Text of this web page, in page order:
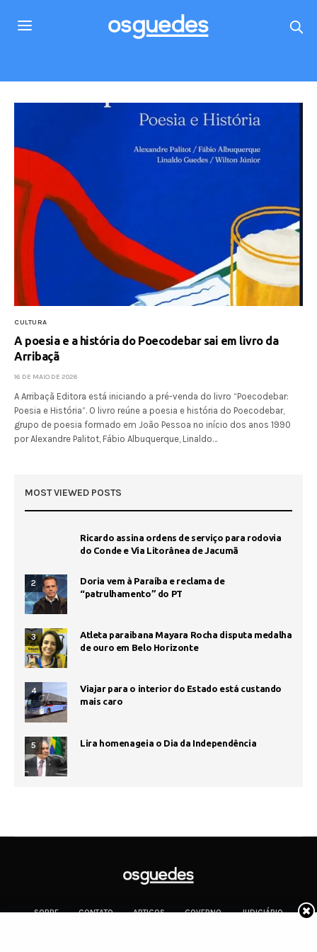
CULTURA
A poesia e a história do Poecodebar sai em livro da
Arribaçã
16 DE MAIO DE 2026
A Arribaçã Editora está iniciando a pré-venda do livro “Poecodebar:
Poesia e História”. O livro reúne a poesia e história do Poecodebar,
grupo de poesia formado em João Pessoa no início dos anos 1990
por Alexandre Palitot, Fábio Albuquerque, Linaldo…
MOST VIEWED POSTS
Ricardo assina ordens de serviço para rodovia
do Conde e Via Litorânea de Jacumã
2
Doria vem à Paraíba e reclama de
“patrulhamento” do PT
3
Atleta paraibana Mayara Rocha disputa medalha
de ouro em Belo Horizonte
4
Viajar para o interior do Estado está custando
mais caro
5 Lira homenageia o Dia da Independência
SOBRE CONTATO ARTIGOS GOVERNO
JUDICIÁRIO